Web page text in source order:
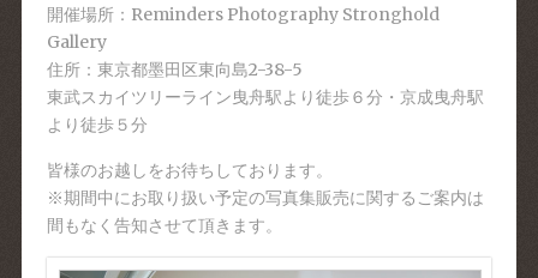
開催場所：Reminders Photography Stronghold
Gallery
住所：東京都墨田区東向島2-38-5
東武スカイツリーライン曳舟駅より徒歩６分・京成曳舟駅
より徒歩５分
皆様のお越しをお待ちしております。
※期間中にお取り扱い予定の写真集販売に関するご案内は
間もなく告知させて頂きます。